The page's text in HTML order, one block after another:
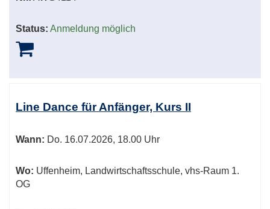
Status: Anmeldung möglich
Line Dance für Anfänger, Kurs II
Wann: Do. 16.07.2026, 18.00 Uhr
Wo: Uffenheim, Landwirtschaftsschule, vhs-Raum 1.
OG